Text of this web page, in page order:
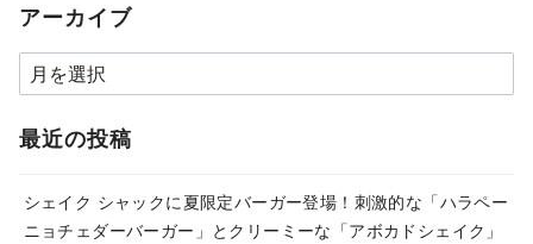
アーカイブ
ア
ー
カ
ブ
最近の投稿
シェイク シャックに夏限定バーガー登場！刺激的な「ハラペー
ニョチェダーバーガー」とクリーミーな「アボカドシェイク」